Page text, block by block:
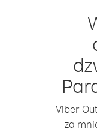
Viber
za